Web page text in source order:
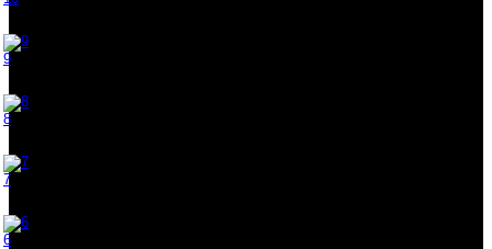
9
8
7
6